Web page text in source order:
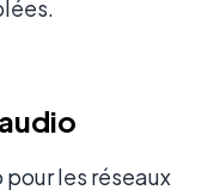
pour les réseaux